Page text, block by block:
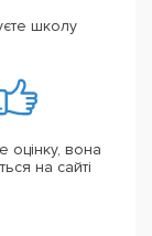
школу
оцінку, вона
на сайті